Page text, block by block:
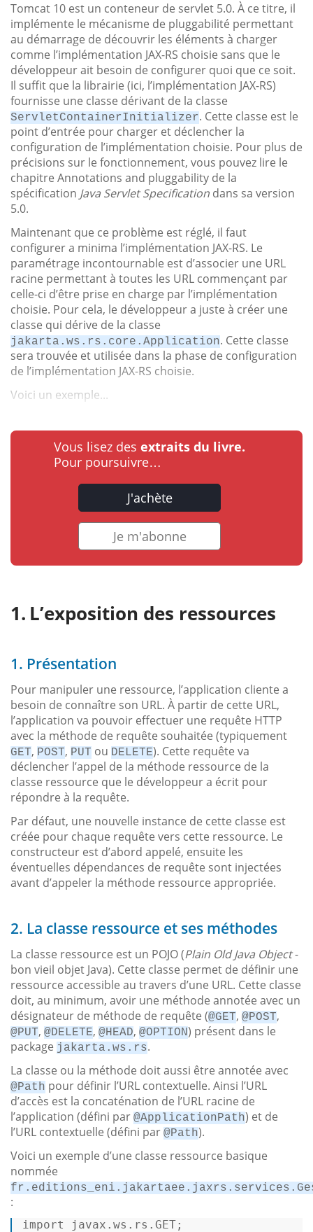
Tomcat 10 est un conteneur de servlet 5.0. À ce titre, il
implémente le mécanisme de pluggabilité permettant
au démarrage de découvrir les éléments à charger
comme l’implémentation JAX-RS choisie sans que le
développeur ait besoin de configurer quoi que ce soit.
Il suffit que la librairie (ici, l’implémentation JAX-RS)
fournisse une classe dérivant de la classe
ServletContainerInitializer. Cette classe est le
point d’entrée pour charger et déclencher la
configuration de l’implémentation choisie. Pour plus de
précisions sur le fonctionnement, vous pouvez lire le
chapitre Annotations and pluggability de la
spécification Java Servlet Specification dans sa version
5.0.
Maintenant que ce problème est réglé, il faut
configurer a minima l’implémentation JAX-RS. Le
paramétrage incontournable est d’associer une URL
racine permettant à toutes les URL commençant par
celle-ci d’être prise en charge par l’implémentation
choisie. Pour cela, le développeur a juste à créer une
classe qui dérive de la classe
jakarta.ws.rs.core.Application. Cette classe
sera trouvée et utilisée dans la phase de configuration
de l’implémentation JAX-RS choisie.
Voici un exemple...
Vous lisez des extraits du livre.
Pour poursuivre…
J'achète
Je m'abonne
L’exposition des ressources
1. Présentation
Pour manipuler une ressource, l’application cliente a
besoin de connaître son URL. À partir de cette URL,
l’application va pouvoir effectuer une requête HTTP
avec la méthode de requête souhaitée (typiquement
GET, POST, PUT ou DELETE). Cette requête va
déclencher l’appel de la méthode ressource de la
classe ressource que le développeur a écrit pour
répondre à la requête.
Par défaut, une nouvelle instance de cette classe est
créée pour chaque requête vers cette ressource. Le
constructeur est d’abord appelé, ensuite les
éventuelles dépendances de requête sont injectées
avant d’appeler la méthode ressource appropriée.
2. La classe ressource et ses méthodes
La classe ressource est un POJO (Plain Old Java Object-
bon vieil objet Java). Cette classe permet de définir une
ressource accessible au travers d’une URL. Cette classe
doit, au minimum, avoir une méthode annotée avec un
désignateur de méthode de requête (@GET, @POST,
@PUT, @DELETE, @HEAD, @OPTION) présent dans le
package jakarta.ws.rs.
La classe ou la méthode doit aussi être annotée avec
@Path pour définir l’URL contextuelle. Ainsi l’URL
d’accès est la concaténation de l’URL racine de
l’application (défini par @ApplicationPath) et de
l’URL contextuelle (défini par @Path).
Voici un exemple d’une classe ressource basique
nommée
:
import